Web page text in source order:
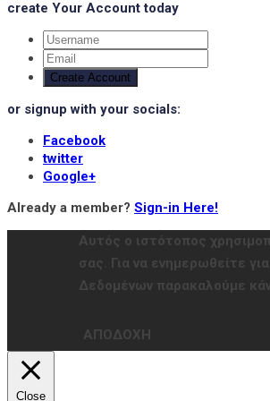
create Your Account today
Create Account
or signup with your socials:
Facebook
twitter
Google+
Already a member? Sign-in Here!
Αυτός ο ιστότοπος
σας. Για να ενημερωθείτε
Δεδομένων παρακαλούμε
ΑΠΟΔΟΧΗ
Close